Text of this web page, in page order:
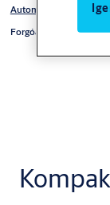
Automata ajtók
Forgóajtók